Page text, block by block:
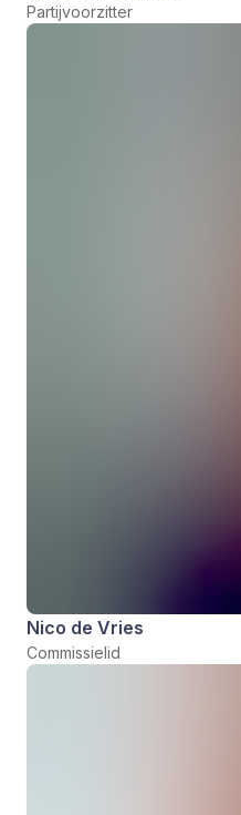
Partijvoorzitter
Nico de Vries
Commissielid